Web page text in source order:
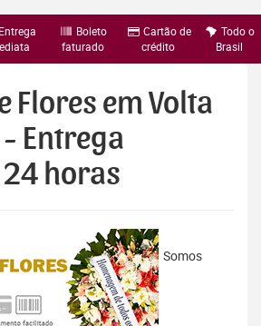
Entrega
Boleto
faturado
Cartão de
crédito
Todo o
Brasil
Flores em Volta
Entrega
horas
Somos